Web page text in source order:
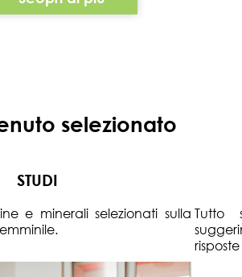
selezionato
STUDI
e minerali selezionati sulla Tutto